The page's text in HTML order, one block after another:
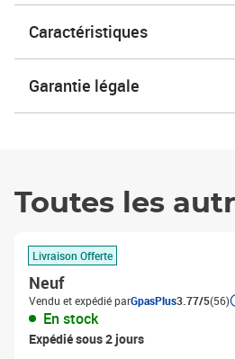
Caractéristiques
Garantie légale
Toutes les
Livraison Offerte
Neuf
Vendu et expédié parGpasPlus3.77/5(56)
En stock
Expédié sous 2 jours